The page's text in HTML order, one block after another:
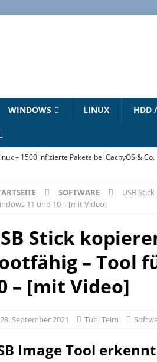
WINDOWS LINUX HDD
– 1500 infizierte Pakete bei CachyOS & Co.
2026 – Dirty Frag – Copy Fail –
zum Download
jetzt registrieren und aktivieren – Updates bis
SOFTWARE
USB
11 und 10 – [mit Video]
Stick
– Tool
– [mit Video]
28. September 2021 Tuhl Teim
Image Tool